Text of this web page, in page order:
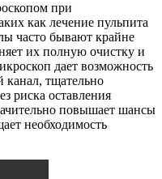
при
как лечение пульпита
часто бывают крайне
их полную очистку и
дает возможность
канал, тщательно
риска оставления
повышает шансы
необходимость